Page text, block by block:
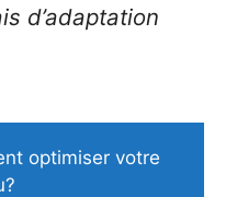
d’adaptation
optimiser votre